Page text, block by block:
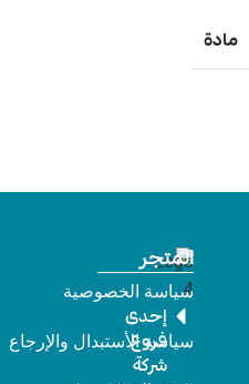
مادة
إحدى
فروع
شركة
المتجر
سياسة الخصوصية
سياسة الأستبدال والإرجاع